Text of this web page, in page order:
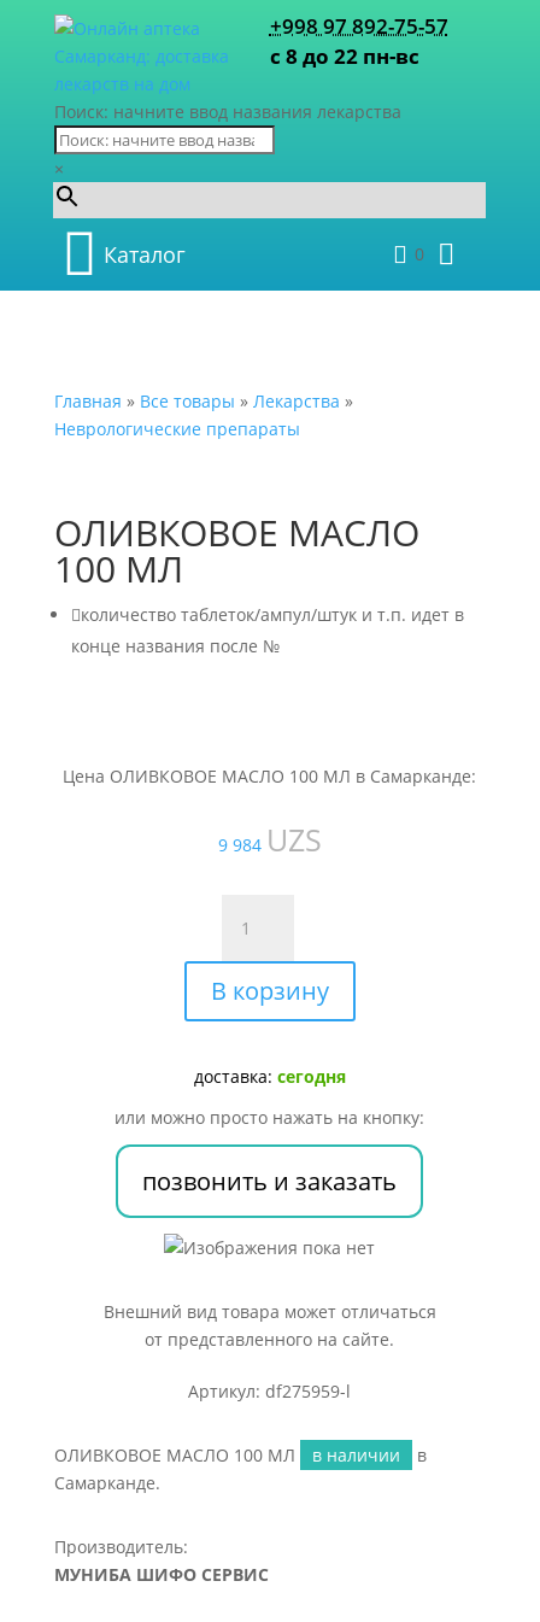
+998 97 892-75-57
с 8 до 22 пн-вс
Поиск: начните ввод названия лекарства
×
Каталог 0
Главная » Все товары » Лекарства »
Неврологические препараты
ОЛИВКОВОЕ МАСЛО
100 МЛ
количество таблеток/ампул/штук и т.п. идет в
конце названия после №
Цена ОЛИВКОВОЕ МАСЛО 100 МЛ в Самарканде:
9 984 UZS
товара
ОЛИВКОВОЕ
МАСЛО
100
В корзину
доставка: сегодня
или можно просто нажать на кнопку:
позвонить и заказать
Внешний вид товара может отличаться
от представленного на сайте.
Артикул: df275959-l
ОЛИВКОВОЕ МАСЛО 100 МЛ в наличии
в
Самарканде.
Производитель:
МУНИБА ШИФО СЕРВИС